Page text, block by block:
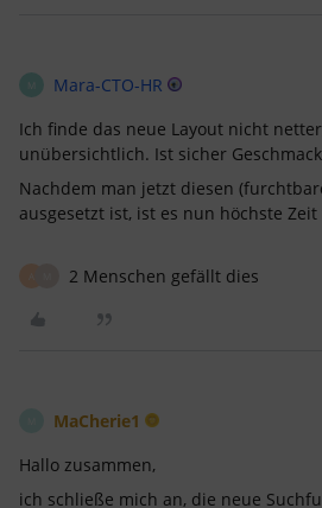
Mara-CTO-HR
Ich finde das neue Layout nicht
unübersichtlich. Ist sicher
Nachdem man jetzt diesen
ausgesetzt ist, ist es nun höchste
2 Menschen gefällt dies
MaCherie1
Hallo zusammen,
ich schließe mich an, die neue